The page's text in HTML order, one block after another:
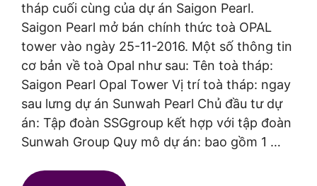
tháp cuối cùng của dự án Saigon Pearl.
Saigon Pearl mở bán chính thức toà OPAL
tower vào ngày 25-11-2016. Một số thông tin
cơ bản về toà Opal như sau: Tên toà tháp:
Saigon Pearl Opal Tower Vị trí toà tháp: ngay
sau lưng dự án Sunwah Pearl Chủ đầu tư dự
án: Tập đoàn SSGgroup kết hợp với tập đoàn
Sunwah Group Quy mô dự án: bao gồm 1 …